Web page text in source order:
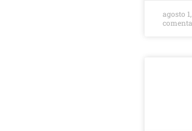
agosto